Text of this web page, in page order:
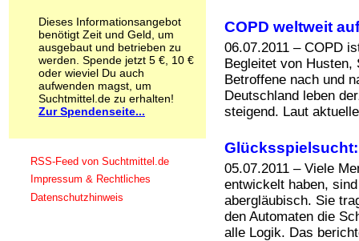
COPD weltweit
06.07.2011 – COPD
Begleitet von Husten,
Betroffene nach und
Deutschland leben
steigend. Laut
05.07.2011 – Viele
entwickelt haben,
abergläubisch. Sie
den Automaten die
alle Logik. Das
Psychopharmaka
Schlafmittel
Schmerzmittel
Schnüffelstoffe
Spice
Sucht / Süchte
Alkoholsucht
Co-Abhängigkeit
Computersucht
Ess-Brechsucht
Essstörungen
Fernsehsucht
Dieses Informationsangebot
benötigt Zeit und Geld, um
ausgebaut und betrieben zu
werden. Spende jetzt 5 €, 10 €
oder wieviel Du auch
aufwenden magst, um
Suchtmittel.de zu erhalten!
Zur Spendenseite...
RSS-Feed von Suchtmittel.de
Impressum & Rechtliches
Datenschutzhinweis